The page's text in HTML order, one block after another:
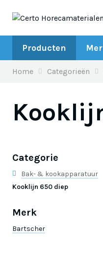
Producten
Home Categorieën
Categorie
Bak- & kookapparatuur
Kooklijn 650 diep
Merk
Bartscher